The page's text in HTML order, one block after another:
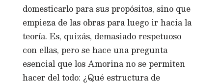
domesticarlo para sus propósitos, sino que
empieza de las obras para luego ir hacia la
teoría. Es, quizás, demasiado respetuoso
con ellas, pero se hace una pregunta
esencial que los Amorina no se permiten
hacer del todo: ¿Qué estructura de